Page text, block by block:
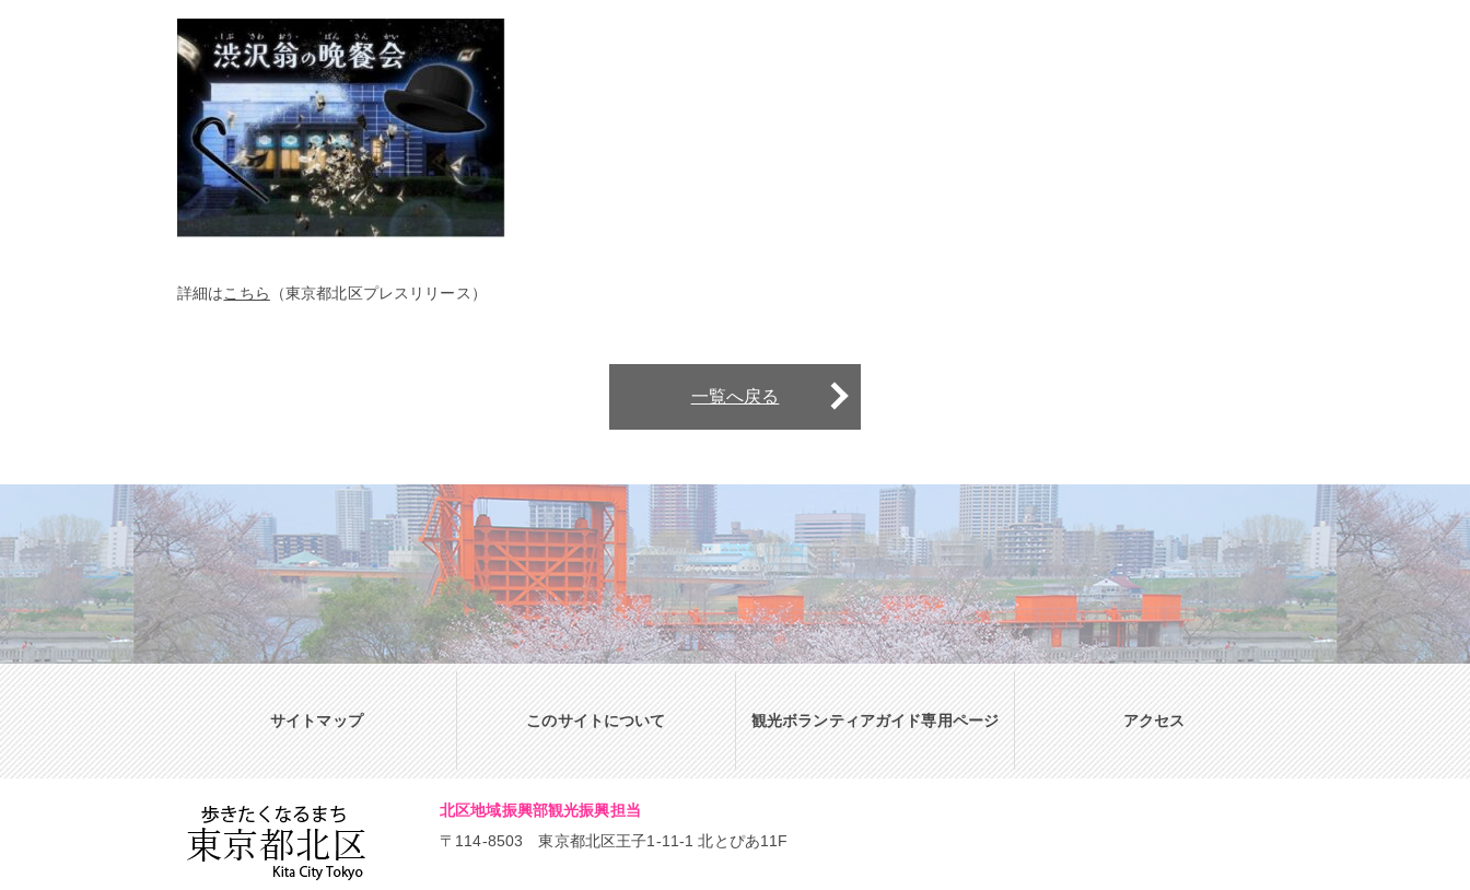
詳細はこちら （東京都北区プレスリリース）
一覧へ戻る
サイトマップ このサイトについて 観光ボランティアガイド専用ページ アクセス
北区地域振興部観光振興担当
〒114-8503 東京都北区王子1-11-1 北とぴあ11F